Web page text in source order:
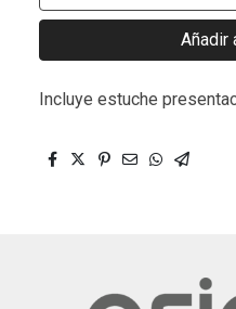
Añadir
Incluye estuche